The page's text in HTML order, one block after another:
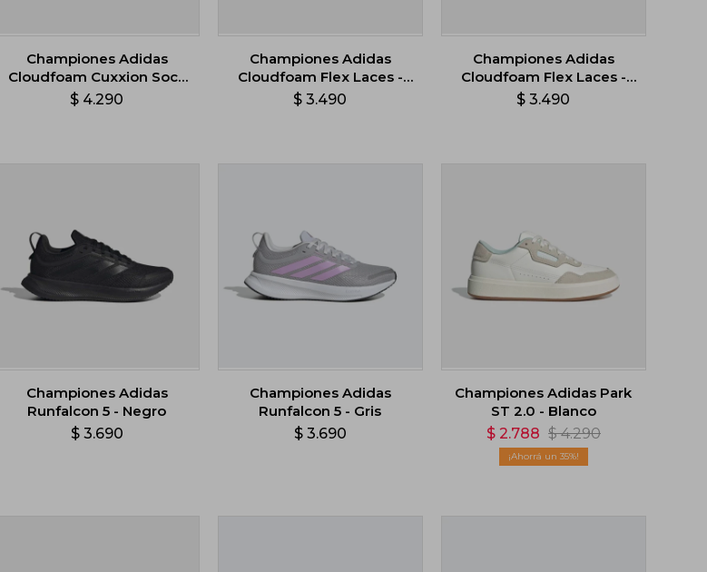
Championes Adidas
Cloudfoam Cuxxion Sock
- Rosado
$ 4.290
Championes Adidas
Cloudfoam Flex Laces -
Rosa
$ 3.490
Championes Adidas
Cloudfoam Flex Laces -
Celeste
$ 3.490
Championes Adidas
Runfalcon 5 - Negro
$ 3.690
Championes Adidas
Runfalcon 5 - Gris
$ 3.690
Championes Adidas Park
ST 2.0 - Blanco
$ 2.788 $ 4.290
35